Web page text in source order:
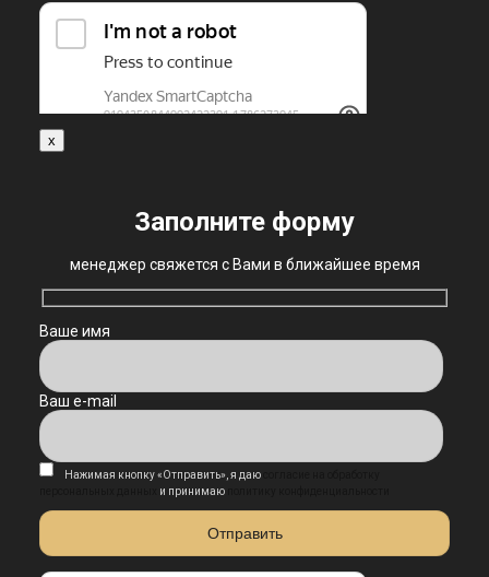
x
Заполните форму
менеджер свяжется с Вами в ближайшее время
Ваше имя
Ваш e-mail
Нажимая кнопку «Отправить», я даю
и принимаю